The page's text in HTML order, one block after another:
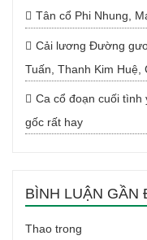
Tân cổ Phi Nhung,
Cải lương Đường
Tuấn, Thanh Kim Huệ,
Ca cổ đoạn cuối tình
gốc rất hay
BÌNH LUẬN GẦN
Thao trong